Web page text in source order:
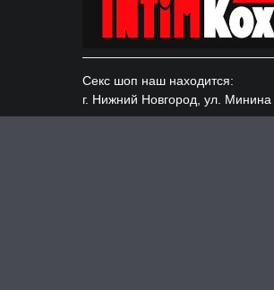
Секс шоп наш находится:
г. Нижний Новгород, ул. Минина